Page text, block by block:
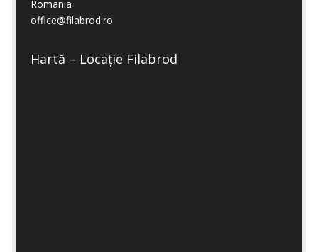
Romania
office@filabrod.ro
Hartă – Locație Filabrod